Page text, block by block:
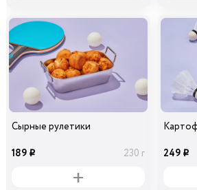
Сырные рулетики
189 i 230 г 249 i